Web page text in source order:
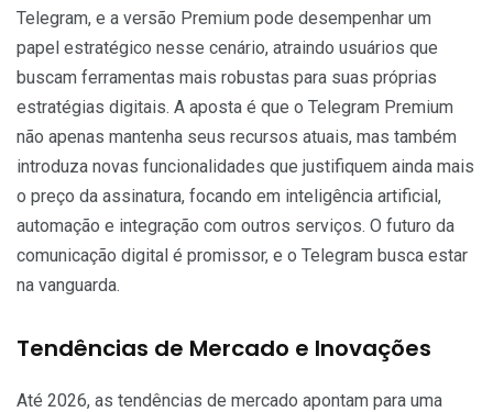
Telegram, e a versão Premium pode desempenhar um
papel estratégico nesse cenário, atraindo usuários que
buscam ferramentas mais robustas para suas próprias
estratégias digitais. A aposta é que o Telegram Premium
não apenas mantenha seus recursos atuais, mas também
introduza novas funcionalidades que justifiquem ainda mais
o preço da assinatura, focando em inteligência artificial,
automação e integração com outros serviços. O futuro da
comunicação digital é promissor, e o Telegram busca estar
na vanguarda.
Tendências de Mercado e Inovações
Até 2026, as tendências de mercado apontam para uma